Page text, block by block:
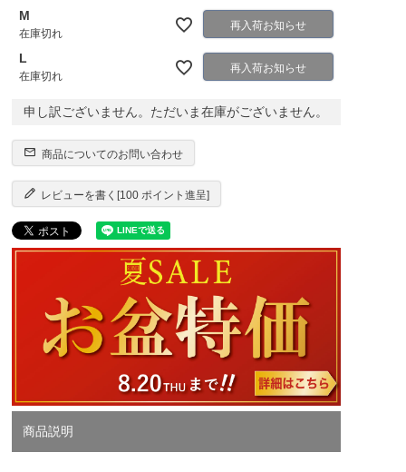
M
在庫切れ
再入荷お知らせ
L
在庫切れ
再入荷お知らせ
申し訳ございません。ただいま在庫がございません。
商品についてのお問い合わせ
レビューを書く[100 ポイント進呈]
商品説明